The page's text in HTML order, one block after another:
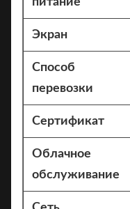
Экран
Способ
перевозки
Сертификат
Облачное
обслуживание